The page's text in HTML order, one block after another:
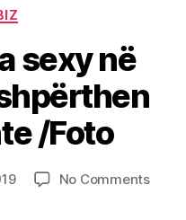
sexy në
/Foto
No Commentson